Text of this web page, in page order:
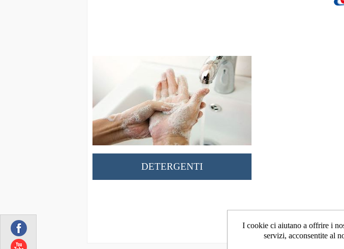
DETERGENTI
I cookie ci aiutano a offrire i
servizi, acconsentite al